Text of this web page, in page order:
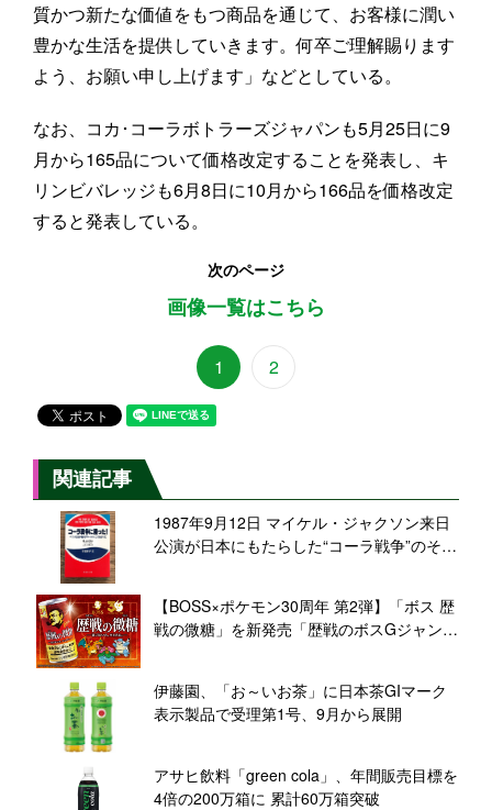
質かつ新たな価値をもつ商品を通じて、お客様に潤い
豊かな生活を提供していきます。何卒ご理解賜ります
よう、お願い申し上げます」などとしている。
なお、コカ･コーラボトラーズジャパンも5月25日に9
月から165品について価格改定することを発表し、キ
リンビバレッジも6月8日に10月から166品を価格改定
すると発表している。
次のページ
画像一覧はこちら
1 2
関連記事
1987年9月12日 マイケル・ジャクソン来日
公演が日本にもたらした“コーラ戦争”のその
【BOSS×ポケモン30周年 第2弾】「ボス 歴
戦の微糖」を新発売「歴戦のボスGジャン」
伊藤園、「お～いお茶」に日本茶GIマーク
表示製品で受理第1号、9月から展開
アサヒ飲料「green cola」、年間販売目標を
4倍の200万箱に 累計60万箱突破